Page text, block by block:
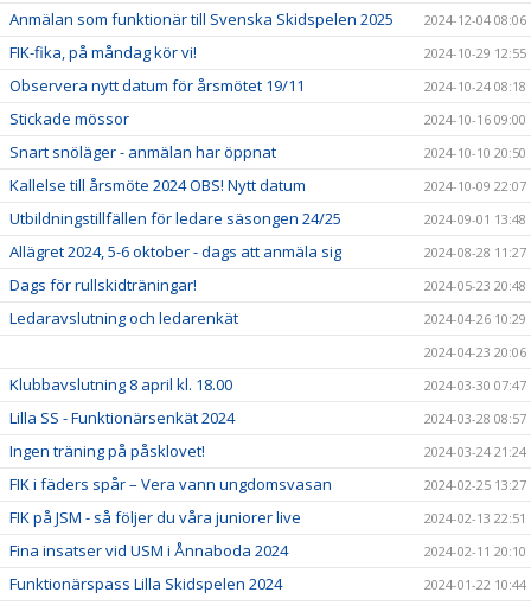
Anmälan som funktionär till Svenska Skidspelen 2025 2024-12-04 08:06
FIK-fika, på måndag kör vi! 2024-10-29 12:55
Observera nytt datum för årsmötet 19/11 2024-10-24 08:18
Stickade mössor 2024-10-16 09:00
Snart snöläger - anmälan har öppnat 2024-10-10 20:50
Kallelse till årsmöte 2024 OBS! Nytt datum 2024-10-09 22:07
Utbildningstillfällen för ledare säsongen 24/25 2024-09-01 13:48
Allägret 2024, 5-6 oktober - dags att anmäla sig 2024-08-28 11:27
Dags för rullskidträningar! 2024-05-23 20:48
Ledaravslutning och ledarenkät
2024-04-26 10:29
2024-04-23 20:06
Klubbavslutning 8 april kl. 18.00 2024-03-30 07:47
Lilla SS - Funktionärsenkät 2024 2024-03-28 08:57
Ingen träning på påsklovet! 2024-03-24 21:24
FIK i fäders spår – Vera vann ungdomsvasan 2024-02-25 13:27
FIK på JSM - så följer du våra juniorer live 2024-02-13 22:51
Fina insatser vid USM i Ånnaboda 2024 2024-02-11 20:10
Funktionärspass Lilla Skidspelen 2024 2024-01-22 10:44